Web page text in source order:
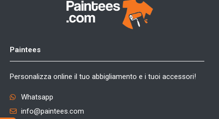
Paintees
Personalizza online il tuo abbigliamento e i tuoi accessori!
Whatsapp
info@paintees.com